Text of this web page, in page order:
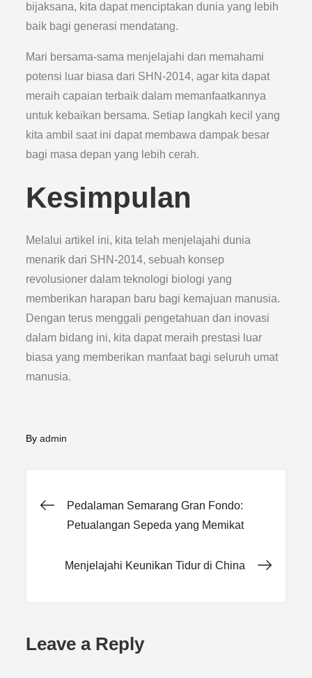
bijaksana, kita dapat menciptakan dunia yang lebih
baik bagi generasi mendatang.
Mari bersama-sama menjelajahi dan memahami
potensi luar biasa dari SHN-2014, agar kita dapat
meraih capaian terbaik dalam memanfaatkannya
untuk kebaikan bersama. Setiap langkah kecil yang
kita ambil saat ini dapat membawa dampak besar
bagi masa depan yang lebih cerah.
Kesimpulan
Melalui artikel ini, kita telah menjelajahi dunia
menarik dari SHN-2014, sebuah konsep
revolusioner dalam teknologi biologi yang
memberikan harapan baru bagi kemajuan manusia.
Dengan terus menggali pengetahuan dan inovasi
dalam bidang ini, kita dapat meraih prestasi luar
biasa yang memberikan manfaat bagi seluruh umat
manusia.
Byadmin
Post
Pedalaman Semarang Gran Fondo:
Petualangan Sepeda yang Memikat
Menjelajahi Keunikan Tidur di China
Leave a Reply